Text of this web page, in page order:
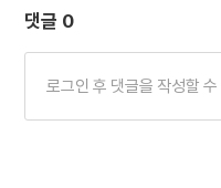
댓글 0